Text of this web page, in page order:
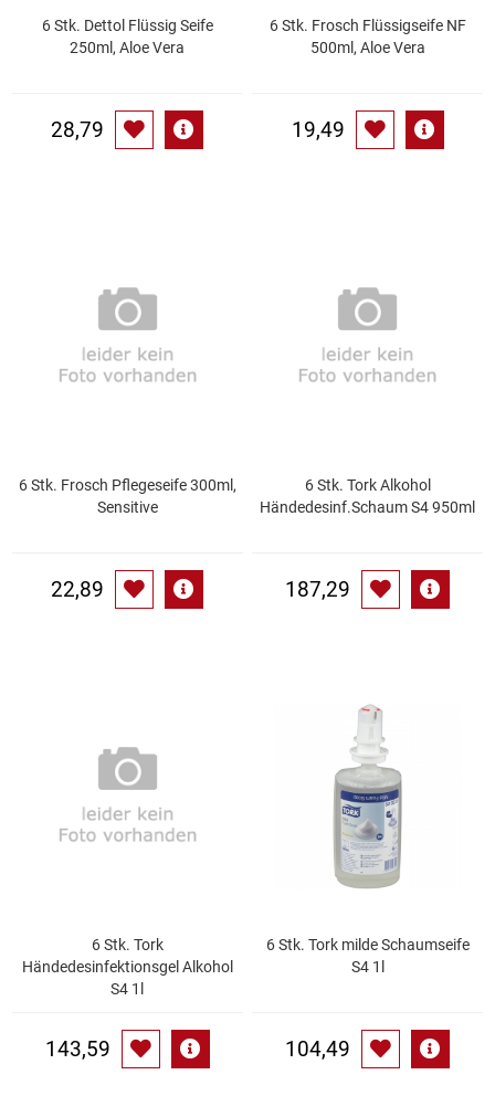
Schinken
Spirituosen
Tischkultur
Trocken-/Backfrüchte
Waffeln / Kekse
6 Stk. Dettol Flüssig Seife
250ml, Aloe Vera
28,79
6 Stk. Frosch Flüssigseife NF
500ml, Aloe Vera
19,49
6 Stk. Frosch Pflegeseife 300ml,
Sensitive
22,89
6 Stk. Tork Alkohol
Händedesinf.Schaum S4 950ml
187,29
6 Stk. Tork
Händedesinfektionsgel Alkohol
S4 1l
143,59
6 Stk. Tork milde Schaumseife
S4 1l
104,49